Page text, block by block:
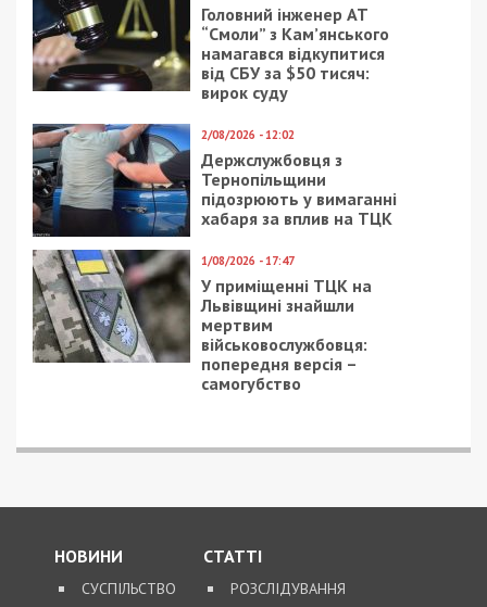
Головний інженер АТ
“Смоли” з Кам’янського
намагався відкупитися
від СБУ за $50 тисяч:
вирок суду
2/08/2026 - 12:02
Держслужбовця з
Тернопільщини
підозрюють у вимаганні
хабаря за вплив на ТЦК
1/08/2026 - 17:47
У приміщенні ТЦК на
Львівщині знайшли
мертвим
військовослужбовця:
попередня версія –
самогубство
НОВИНИ
СУСПІЛЬСТВО
СТАТТІ
РОЗСЛІДУВАННЯ